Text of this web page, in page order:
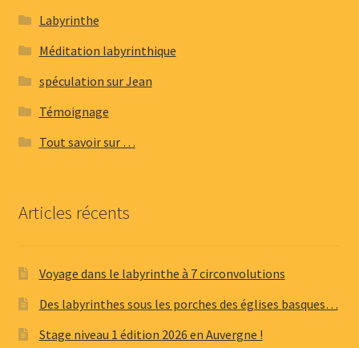
Labyrinthe
Méditation labyrinthique
spéculation sur Jean
Témoignage
Tout savoir sur …
Articles récents
Voyage dans le labyrinthe à 7 circonvolutions
Des labyrinthes sous les porches des églises basques…
Stage niveau 1 édition 2026 en Auvergne !